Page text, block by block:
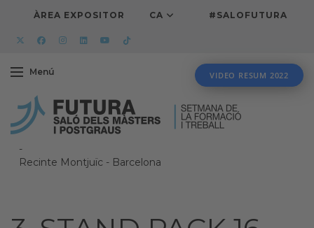
ÀREA EXPOSITOR CA #SALOFUTURA
Menú VIDEO RESUM 2022
-
Recinte Montjuïc - Barcelona